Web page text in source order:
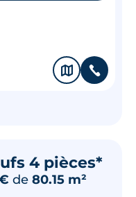
🗞 📞
4 pièces*
de 80.15 m²